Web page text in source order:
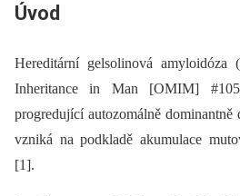
Úvod
Hereditární gelsolinová
Inheritance in Man [OMIM]
progredující autozomálně dominantně
vzniká na podkladě akumulace
[1].